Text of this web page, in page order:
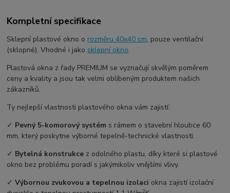
Kompletní specifikace
Sklepní plastové okno o rozměru 40x40 cm, pouze ventilační
(sklopné). Vhodné i jako sklepní okno.
Plastová okna z řady PREMIUM se vyznačují skvělým poměrem
ceny a kvality a jsou tak velmi oblíbeným produktem našich
zákazníků.
Ty nejlepší vlastnosti plastového okna vám zajistí:
✓ Pevný 5-komorový systém s rámem o stavební hloubce 60
mm, který poskytne výborné tepelně-technické vlastnosti.
✓ Bytelná konstrukce z odolného plastu, díky které si plastové
okno bez problému poradí s jakýmikoliv vnějšími vlivy.
✓Výbornou zvukovou a tepelnou izolaci okna zajistí izolační
2